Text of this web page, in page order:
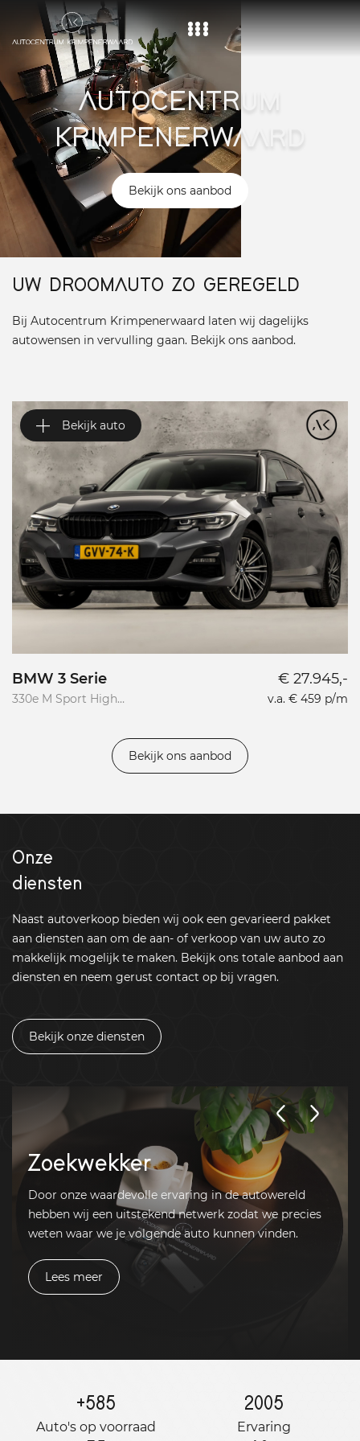
Home
Aanbod
Diensten
Over ons
Vacature
Contact
AUTOCENTRUM
KRIMPENERWAARD
Bekijk ons aanbod
UW DROOMAUTO ZO GEREGELD
Bij Autocentrum Krimpenerwaard laten wij dagelijks
autowensen in vervulling gaan. Bekijk ons aanbod.
Bekijk auto
BMW 3 Serie
330e M Sport High
€ 27.945,-
v.a. € 459 p/m
Bekijk ons aanbod
Onze
diensten
Naast autoverkoop bieden wij ook een gevarieerd pakket
aan diensten aan om de aan- of verkoop van uw auto zo
makkelijk mogelijk te maken. Bekijk ons totale aanbod aan
diensten en neem gerust contact op bij vragen.
Bekijk onze diensten
Zoekwekker
Door onze waardevolle ervaring in de autowereld
hebben wij een uitstekend netwerk zodat we precies
weten waar we je volgende auto kunnen vinden.
Lees meer
+585
Auto's op voorraad
2005
Ervaring